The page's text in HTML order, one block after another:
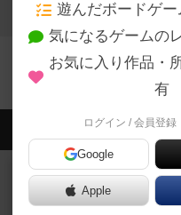
1
フルテ
会員
ルール/インスト
マ
遊んだボードゲ
気になるゲームの
お気に入り作品・
有
ログイン / 会員登録
Google
Apple